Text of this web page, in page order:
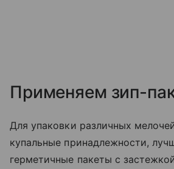
Применяем зип-
Для упаковки различных
купальные принадлежности,
герметичные пакеты с